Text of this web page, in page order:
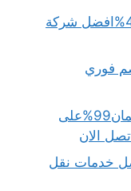
دينا نقل عفش حي غرناطة..خصم 40%افضل شركة
قرطبة بـ30%خصم فوري
شركة نقل عفش بالمدينة المنورة|ضمان99%على
النسيم بـ18%افضل خدمات نقل